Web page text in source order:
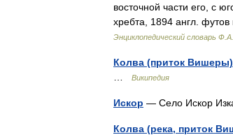
восточной части его, с
хребта, 1894 англ.
Энциклопедический словарь
Колва (приток Вишеры)
Википедия
Искор — Село Искор
Колва (река, приток